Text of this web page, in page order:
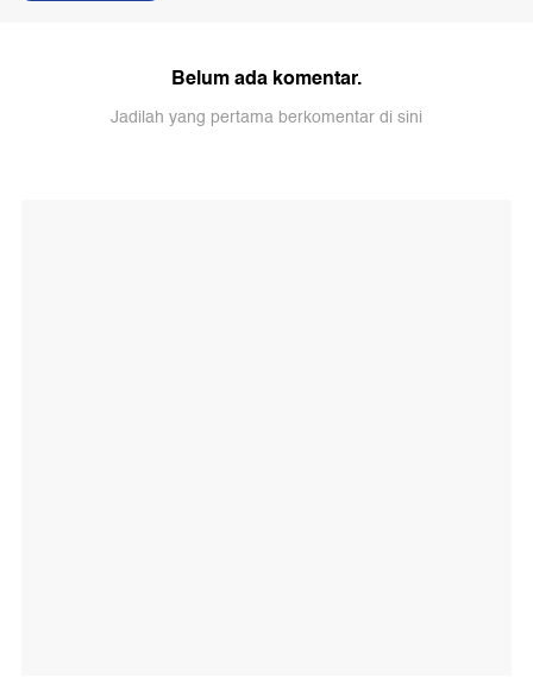
Belum ada komentar.
Jadilah yang pertama berkomentar di sini